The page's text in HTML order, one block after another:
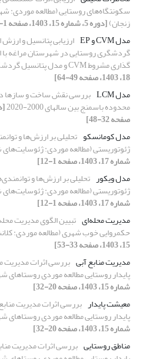
سکونتگاه‌‌های روستایی (مطالعه موردی:
زنجان)[دوره 5، شماره 15، 1403، صفحه 1-19]
مدل CVM و EP
ارزیابی پتانسیل و
گردشگری روستایی در شهرستان مراغه
گذاری مشروط ‍CVM و مدل پتانسیل گردشگری EP
18، 1403، صفحه 49-64]
مدل LCM
بررسی نقش ساخت و سازها
محدوده باسمنج بین سالهای 2000-2020
صفحه 32-48]
مدل کومانسکو تحلیلی بر ارزش‌ها و
ژئوتوریستی (مطالعه موردی:
شماره 17، 1403، صفحه 1-12]
مدل ویکور تحلیلی بر ارزش‌ها و
ژئوتوریستی (مطالعه موردی:
شماره 17، 1403، صفحه 1-12]
مدیریت محله‌ای تبیین الگوی مدیریت
حکمروایی خوب شهری (مطالعه موردی:
15، 1403، صفحه 33-53]
مدیریت منابع آبی بررسی اثرات مدیریت
پایدار روستایی مطالعه موردی روستاهای
شماره 15، 1403، صفحه 20-32]
معیشت پایدار بررسی اثرات مدیریت
پایدار روستایی مطالعه موردی روستاهای
شماره 15، 1403، صفحه 20-32]
مناطق روستایی بررسی اثرات مدیریت